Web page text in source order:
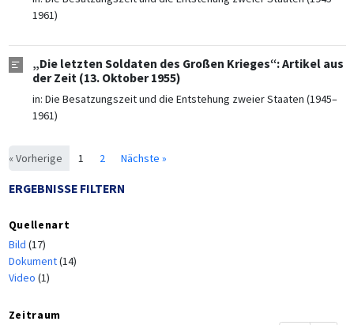
1961)
„Die letzten Soldaten des Großen Krieges“: Artikel aus
der Zeit (13. Oktober 1955)
in: Die Besatzungszeit und die Entstehung zweier Staaten (1945–
1961)
« Vorherige 1 2 Nächste »
ERGEBNISSE FILTERN
Quellenart
Bild (17)
Dokument(14)
Video (1)
Zeitraum